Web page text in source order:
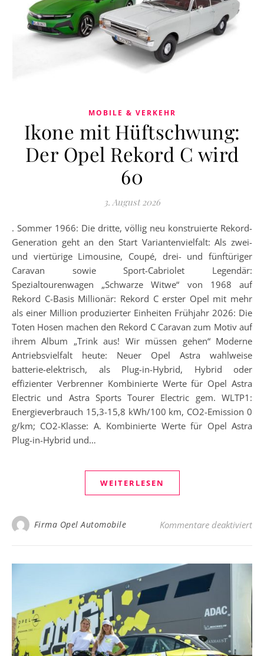
MOBILE & VERKEHR
Ikone mit Hüftschwung:
Der Opel Rekord C wird
60
3. August 2026
. Sommer 1966: Die dritte, völlig neu konstruierte Rekord-
Generation geht an den Start Variantenvielfalt: Als zwei-
und viertürige Limousine, Coupé, drei- und fünftüriger
Caravan sowie Sport-Cabriolet Legendär:
Spezialtourenwagen „Schwarze Witwe“ von 1968 auf
Rekord C-Basis Millionär: Rekord C erster Opel mit mehr
als einer Million produzierter Einheiten Frühjahr 2026: Die
Toten Hosen machen den Rekord C Caravan zum Motiv auf
ihrem Album „Trink aus! Wir müssen gehen“ Moderne
Antriebsvielfalt heute: Neuer Opel Astra wahlweise
batterie-elektrisch, als Plug-in-Hybrid, Hybrid oder
effizienter Verbrenner Kombinierte Werte für Opel Astra
Electric und Astra Sports Tourer Electric gem. WLTP1:
Energieverbrauch 15,3-15,8 kWh/100 km, CO2-Emission 0
g/km; CO2-Klasse: A. Kombinierte Werte für Opel Astra
Plug-in-Hybrid und…
WEITERLESEN
Firma Opel Automobile Kommentare deaktiviertfür